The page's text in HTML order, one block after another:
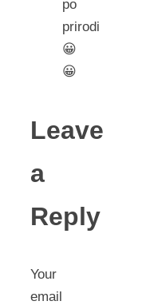
po
prirodi
😀
😀
Leave
a
Reply
Your
email